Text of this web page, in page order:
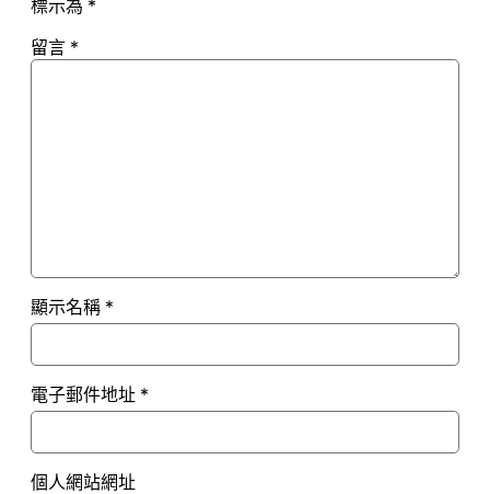
標示為 *
留言 *
顯示名稱 *
電子郵件地址 *
個人網站網址